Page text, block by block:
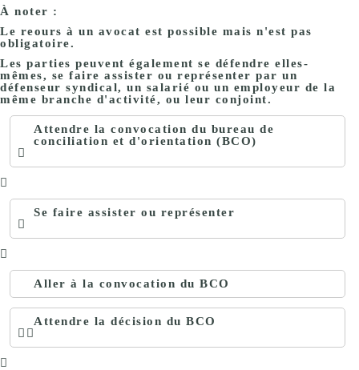
À noter :
Le reours à un avocat est possible mais n'est pas
obligatoire.
Les parties peuvent également se défendre elles-
mêmes, se faire assister ou représenter par un
défenseur syndical, un salarié ou un employeur de la
même branche d'activité, ou leur conjoint.
Attendre la convocation du bureau de
conciliation et d'orientation (BCO)
Se faire assister ou représenter
Aller à la convocation du BCO
Attendre la décision du BCO